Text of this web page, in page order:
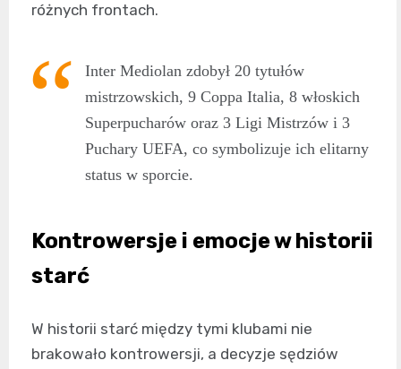
różnych frontach.
Inter Mediolan zdobył 20 tytułów
mistrzowskich, 9 Coppa Italia, 8 włoskich
Superpucharów oraz 3 Ligi Mistrzów i 3
Puchary UEFA, co symbolizuje ich elitarny
status w sporcie.
Kontrowersje i emocje w historii
starć
W historii starć między tymi klubami nie
brakowało kontrowersji, a decyzje sędziów